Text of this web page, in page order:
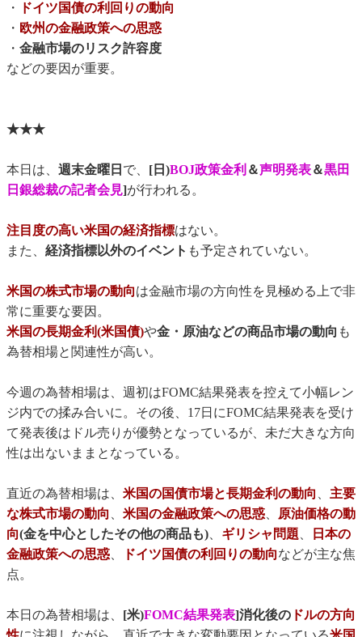
・
ドイツ国債の利回りの動向
・ 欧州の金融政策への思惑
・ 金融市場のリスク許容度
などの要因が重要。
★★★
本日は、 週末金曜日 で、 [日)BOJ政策金利 ＆声明発表＆黒田
日銀総裁の記者会見]が行われる。
注目度の高い米国の経済指標はない。
また、 経済指標以外のイベント も予定されていない。
米国の株式市場の動向は金融市場の方向性を見極める上で非
常に重要な要因。
米国の長期金利(米国債)や金・原油などの商品市場の動向 も
為替相場と関連性が高い。
今週の為替相場は、週初はFOMC結果発表を控えて小幅レン
ジ内での揉み合いに。その後、17日にFOMC結果発表を受け
て発表後はドル売りが優勢となっているが、未だ大きな方向
性は出ないままとなっている。
直近の為替相場は、 米国の国債市場と長期金利の動向 、 主要
な株式市場の動向 、 米国の金融政策への思惑、 原油価格の動
向(金を中心としたその他の商品も)、 ギリシャ問題、
日本の
金融政策への思惑、 ドイツ国債の利回りの動向などが主な焦
点。
本日の為替相場は、 [米)FOMC結果発表]消化後の ドルの方向